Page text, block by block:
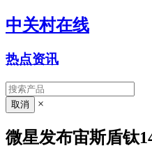
中关村在线
热点资讯
×
微星发布宙斯盾钛